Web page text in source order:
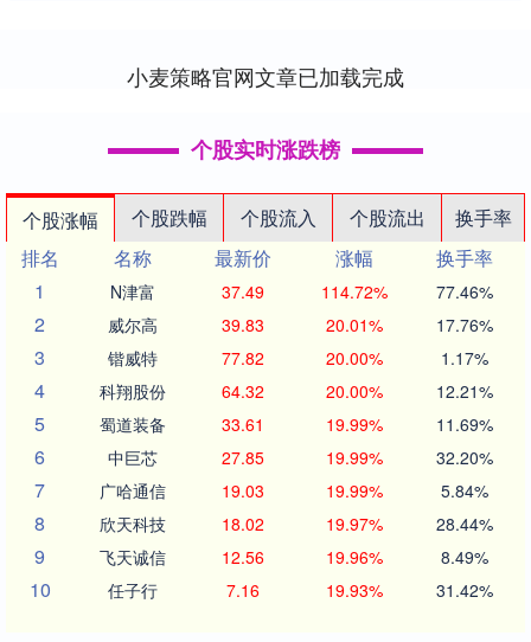
小麦策略官网文章已加载完成
个股实时涨跌榜
个股涨幅 个股跌幅 个股流入 个股流出
换手率
排名
名称 最新价 涨幅
换手率
1
N津富 37.49 114.72% 77.46%
2 威尔高 39.83 20.01% 17.76%
3 锴威特 77.82 20.00% 1.17%
4 科翔股份 64.32 20.00% 12.21%
5 蜀道装备 33.61 19.99% 11.69%
6 中巨芯 27.85 19.99% 32.20%
7 广哈通信 19.03 19.99% 5.84%
8 欣天科技 18.02 19.97% 28.44%
9 飞天诚信 12.56 19.96% 8.49%
10 任子行 7.16 19.93% 31.42%